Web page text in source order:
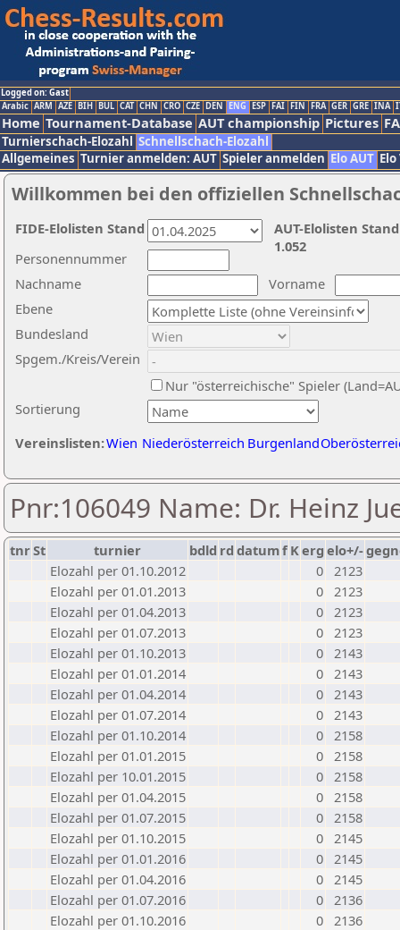
Logged on: Gast
Arabic ARM AZE BIH BUL CAT CHN CRO CZE DEN ENG ESP FAI FIN FRA GER GRE INA
Home Tournament-Database AUT championship Pictures
Turnierschach-Elozahl Schnellschach-Elozahl
Allgemeines Turnier anmelden: AUT Spieler anmelden Elo AUT
Willkommen bei den offiziellen
Nachname
Vorname
Ebene
Sortierung
Personennummer
Bundesland
Spgem./Kreis/Verein
Nur "österreichische" Spieler
Vereinslisten:Wien Niederösterreich Burgenland
AUT-Elolisten
1.052
FIDE-Elolisten Stand
Pnr:106049 Name: Dr. Heinz
tnrSt turnier bdld rd datumf Kerg elo+/-
Elozahl per 01.10.2012
0 2123
Elozahl per 01.01.2013
0 2123
Elozahl per 01.04.2013
0 2123
Elozahl per 01.07.2013
0 2123
Elozahl per 01.10.2013
0 2143
Elozahl per 01.01.2014
0 2143
Elozahl per 01.04.2014
0 2143
Elozahl per 01.07.2014
0 2143
Elozahl per 01.10.2014
0 2158
Elozahl per 01.01.2015
0 2158
Elozahl per 10.01.2015
0 2158
Elozahl per 01.04.2015
0 2158
Elozahl per 01.07.2015
0 2158
Elozahl per 01.10.2015
0 2145
Elozahl per 01.01.2016
0 2145
Elozahl per 01.04.2016
0 2145
Elozahl per 01.07.2016
0 2136
Elozahl per 01.10.2016
0 2136